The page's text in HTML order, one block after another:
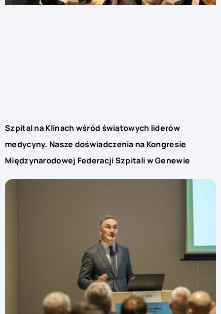
Szpital na Klinach wśród światowych liderów
medycyny. Nasze doświadczenia na Kongresie
Międzynarodowej Federacji Szpitali w Genewie